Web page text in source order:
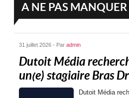
A NE PAS MANQUER
31 juillet 2026 - Paradmin
Dutoit Média
un(e) stagiaire Bras
Dutoit Média